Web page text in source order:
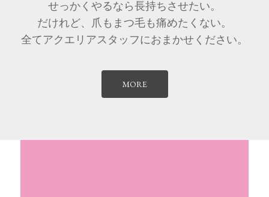
せっかくやるなら長持ちさせたい。
だけれど、爪もまつ毛も痛めたくない。
全てアクエリアスタッフにおまかせください。
MORE